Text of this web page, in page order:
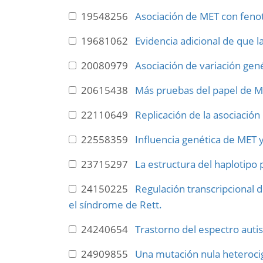
19548256 Asociación de MET con
19681062 Evidencia adicional de que
20080979 Asociación de variación
20615438 Más pruebas del papel de
22110649 Replicación de la
22558359 Influencia genética de MET
23715297 La estructura del haplotipo
24150225 Regulación transcripcional
el síndrome de Rett.
24240654 Trastorno del espectro
24909855 Una mutación nula